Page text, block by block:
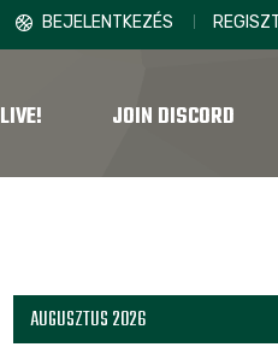
BEJELENTKEZÉS
LIVE! JOIN DISCORD
AUGUSZTUS 2026